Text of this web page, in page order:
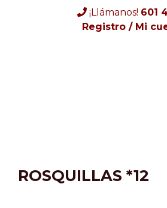
¡Llámanos! 601
Registro / Mi
ROSQUILLAS *12